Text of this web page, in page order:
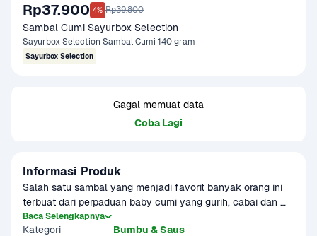
Rp37.900 4% Rp39.800
Sambal Cumi Sayurbox Selection
Sayurbox Selection Sambal Cumi 140 gram
Sayurbox Selection
Gagal memuat data
Coba Lagi
Informasi Produk
Salah satu sambal yang menjadi favorit banyak orang ini
terbuat dari perpaduan baby cumi yang gurih, cabai dan
bawang. Rasa pedas dan gurihnya membuat sambal Cumi
ini dapat dinikmati bersama aneka lauk pauk.
Baca Selengkapnya
Kategori Bumbu & Saus